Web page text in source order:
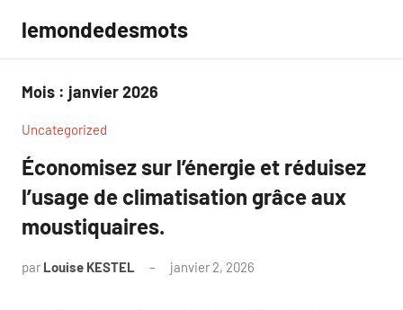
contenu
lemondedesmots
Mois : janvier 2026
Uncategorized
Économisez sur l’énergie et réduisez
l’usage de climatisation grâce aux
moustiquaires.
par Louise KESTEL janvier 2, 2026